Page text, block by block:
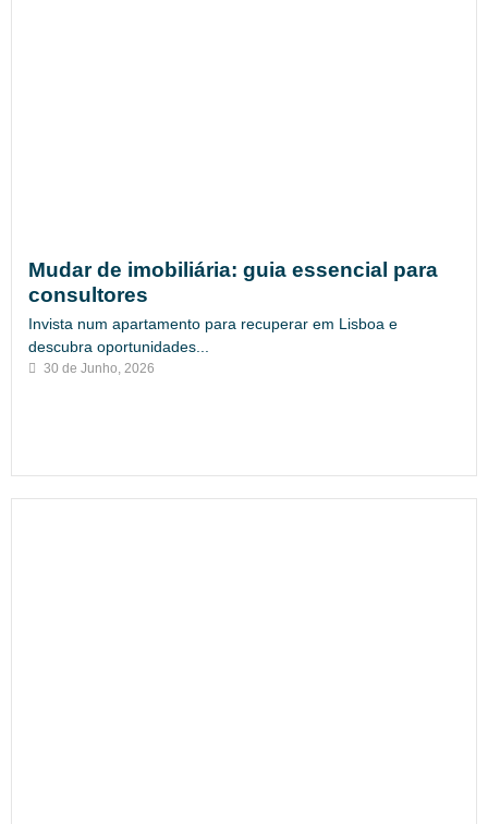
Mudar de imobiliária: guia essencial para
consultores
Invista num apartamento para recuperar em Lisboa e
descubra oportunidades...
30 de Junho, 2026